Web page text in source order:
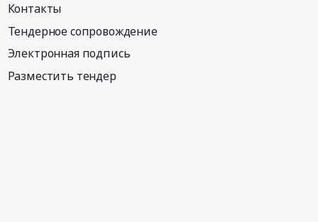
Контакты
Тендерное сопровождение
Электронная подпись
Разместить тендер